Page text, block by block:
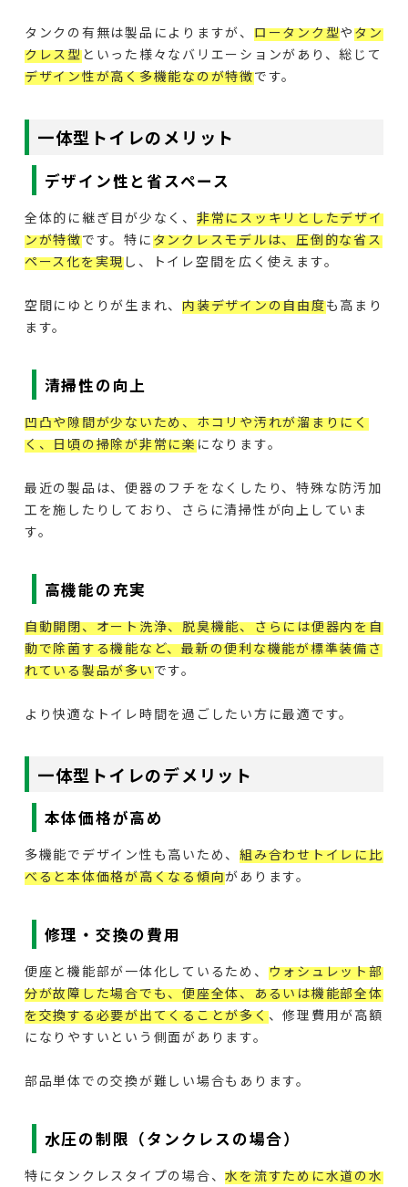
タンクの有無は製品によりますが、 ロータンク型やタン
クレス型といった様々なバリエーションがあり、総じて
デザイン性が高く多機能なのが特徴です。
一体型トイレのメリット
デザイン性と省スペース
全体的に継ぎ目が少なく、 非常にスッキリとしたデザイ
ンが特徴です。特にタンクレスモデルは、圧倒的な省ス
ペース化を実現し、トイレ空間を広く使えます。
空間にゆとりが生まれ、内装デザインの自由度も高まり
ます。
清掃性の向上
凹凸や隙間が少ないため、ホコリや汚れが溜まりにく
く、日頃の掃除が非常に楽になります。
最近の製品は、便器のフチをなくしたり、特殊な防汚加
工を施したりしており、さらに清掃性が向上していま
す。
高機能の充実
自動開閉、オート洗浄、脱臭機能、さらには便器内を自
動で除菌する機能など、最新の便利な機能が標準装備さ
れている製品が多いです。
より快適なトイレ時間を過ごしたい方に最適です。
一体型トイレのデメリット
本体価格が高め
多機能でデザイン性も高いため、組み合わせトイレに比
べると本体価格が高くなる傾向があります。
修理・交換の費用
便座と機能部が一体化しているため、 ウォシュレット部
分が故障した場合でも、便座全体、あるいは機能部全体
を交換する必要が出てくることが多く、修理費用が高額
になりやすいという側面があります。
部品単体での交換が難しい場合もあります。
水圧の制限（タンクレスの場合）
特にタンクレスタイプの場合、水を流すために水道の水